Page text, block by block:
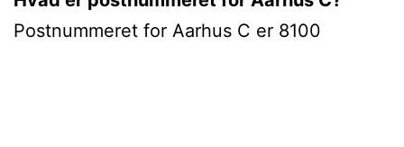
Postnummeret for Aarhus C er 8100